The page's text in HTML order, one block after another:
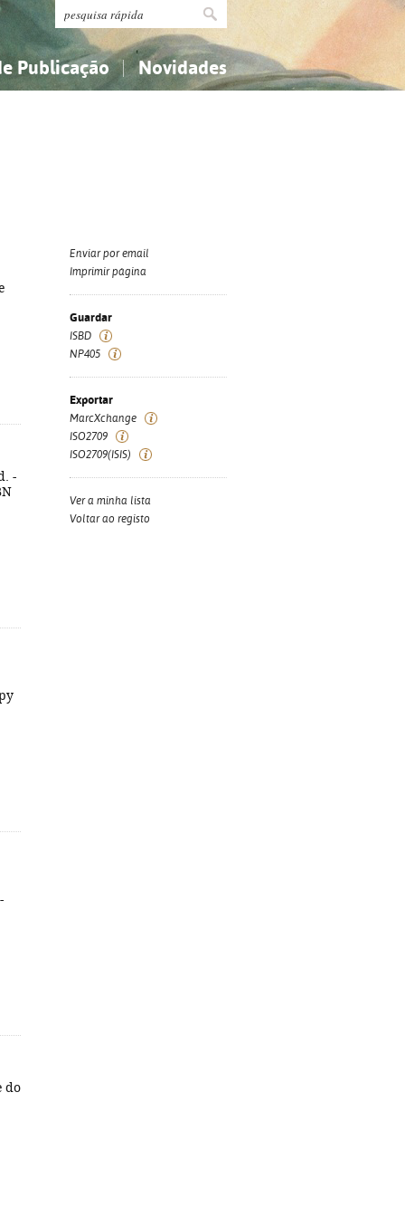
Publicação Novidades
-
do
Enviar por email
Imprimir página
Guardar
ISBD
NP405
Exportar
MarcXchange
ISO2709
ISO2709(ISIS)
Ver a minha lista
Voltar ao registo